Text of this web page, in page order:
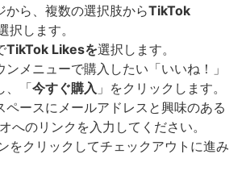
から、複数の選択肢からTikTok
択します。
TikTok Likesを選択します。
ンメニューで購入したい「いいね！」
、「今すぐ購入 」をクリックします。
ペースにメールアドレスと興味のある
へのリンクを入力してください。
をクリックしてチェックアウトに進み